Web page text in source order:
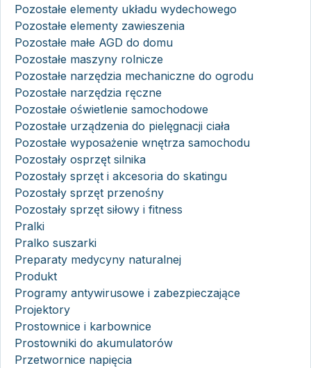
Pozostałe elementy układu wydechowego
Pozostałe elementy zawieszenia
Pozostałe małe AGD do domu
Pozostałe maszyny rolnicze
Pozostałe narzędzia mechaniczne do ogrodu
Pozostałe narzędzia ręczne
Pozostałe oświetlenie samochodowe
Pozostałe urządzenia do pielęgnacji ciała
Pozostałe wyposażenie wnętrza samochodu
Pozostały osprzęt silnika
Pozostały sprzęt i akcesoria do skatingu
Pozostały sprzęt przenośny
Pozostały sprzęt siłowy i fitness
Pralki
Pralko suszarki
Preparaty medycyny naturalnej
Produkt
Programy antywirusowe i zabezpieczające
Projektory
Prostownice i karbownice
Prostowniki do akumulatorów
Przetwornice napięcia